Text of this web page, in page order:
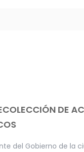
DE
del Gobierno de la